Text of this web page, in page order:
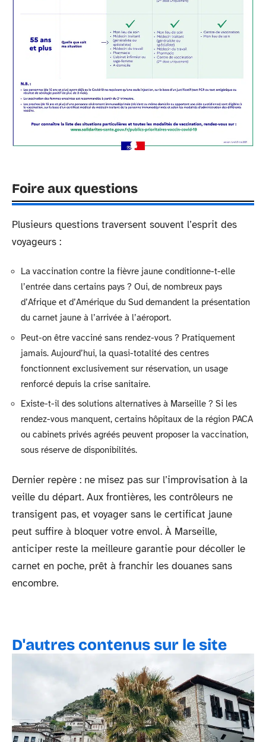
Foire aux questions
Plusieurs questions traversent souvent l’esprit des
voyageurs :
La vaccination contre la fièvre jaune conditionne-t-elle
l’entrée dans certains pays ? Oui, de nombreux pays
d’Afrique et d’Amérique du Sud demandent la présentation
du carnet jaune à l’arrivée à l’aéroport.
Peut-on être vacciné sans rendez-vous ? Pratiquement
jamais. Aujourd’hui, la quasi-totalité des centres
fonctionnent exclusivement sur réservation, un usage
renforcé depuis la crise sanitaire.
Existe-t-il des solutions alternatives à Marseille ? Si les
rendez-vous manquent, certains hôpitaux de la région PACA
ou cabinets privés agréés peuvent proposer la vaccination,
sous réserve de disponibilités.
Dernier repère : ne misez pas sur l’improvisation à la
veille du départ. Aux frontières, les contrôleurs ne
transigent pas, et voyager sans le certificat jaune
peut suffire à bloquer votre envol. À Marseille,
anticiper reste la meilleure garantie pour décoller le
carnet en poche, prêt à franchir les douanes sans
encombre.
D'autres contenus sur le site